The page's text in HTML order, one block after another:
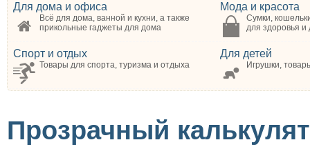
Для дома и офиса
Всё для дома, ванной и кухни, а также
прикольные гаджеты для дома
Мода и красота
Сумки,
для здоровья и
Спорт и отдых
Товары для спорта, туризма и отдыха
Для детей
Игрушки,
Прозрачный